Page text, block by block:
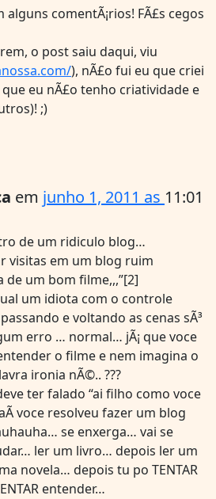
comentÃ¡rios! FÃ£s cegos
o post saiu daqui, viu
), nÃ£o fui eu que criei
eu nÃ£o tenho criatividade e
;)
em junho 1, 2011 as 11:01
de um ridiculo blog…
visitas em um blog ruim
um bom filme,,,”[2]
um idiota com o controle
e voltando as cenas sÃ³
erro … normal… jÃ¡ que voce
o filme e nem imagina o
ironia nÃ©.. ???
ter falado “ai filho como voce
voce resolveu fazer um blog
se enxerga… vai se
ler um livro… depois ler um
novela… depois tu po TENTAR
entender…